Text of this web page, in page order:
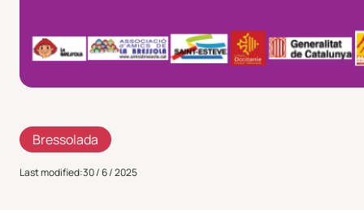
Bressolada
Last modified:30 / 6 / 2025